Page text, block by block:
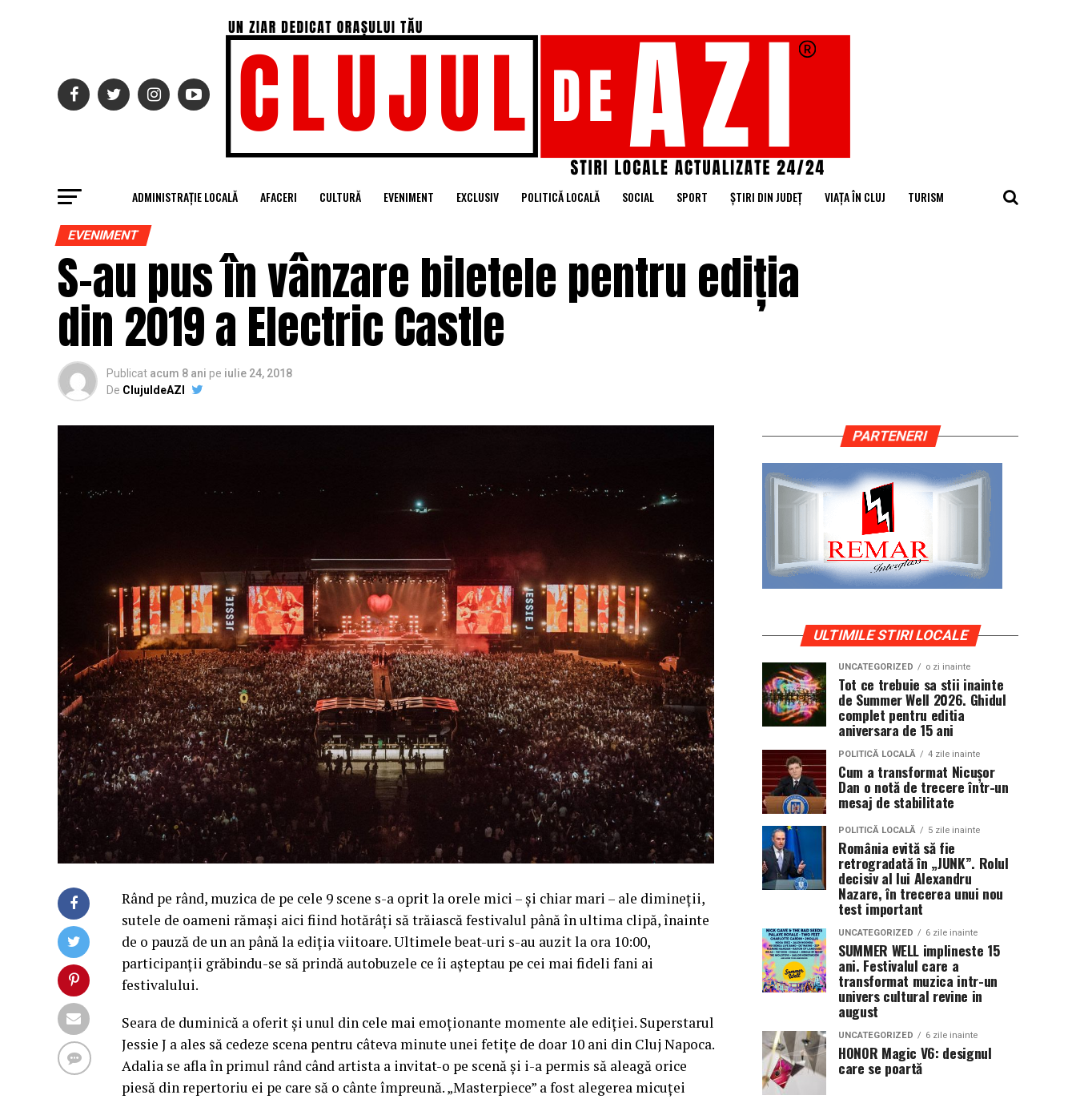
ADMINISTRAȚIE LOCALĂ AFACERI CULTURĂ EVENIMENT EXCLUSIV POLITICĂ LOCALĂ SOCIAL SPORT ȘTIRI DIN JUDEȚ VIAȚA ÎN CLUJ TURISM
EVENIMENT
S-au pus în vânzare biletele pentru ediția
din 2019 a Electric Castle
Publicat acum 8 ani pe iulie 24, 2018
De ClujuldeAZI
Rând pe rând, muzica de pe cele 9 scene s-a oprit la orele mici – și chiar mari – ale dimineții,
sutele de oameni rămași aici fiind hotărâți să trăiască festivalul până în ultima clipă, înainte
de o pauză de un an până la ediția viitoare. Ultimele beat-uri s-au auzit la ora 10:00,
participanții grăbindu-se să prindă autobuzele ce îi așteptau pe cei mai fideli fani ai
festivalului.
Seara de duminică a oferit și unul din cele mai emoționante momente ale ediției. Superstarul
Jessie J a ales să cedeze scena pentru câteva minute unei fetițe de doar 10 ani din Cluj Napoca.
Adalia se afla în primul rând când artista a invitat-o pe scenă și i-a permis să aleagă orice
piesă din repertoriu ei pe care să o cânte împreună. „Masterpiece” a fost alegerea micuței
PARTENERI
ULTIMILE STIRI LOCALE
UNCATEGORIZED o zi inainte
Tot ce trebuie sa stii inainte
de Summer Well 2026. Ghidul
complet pentru editia
aniversara de 15 ani
POLITICĂ LOCALĂ 4 zile inainte
Cum a transformat Nicușor
Dan o notă de trecere într-un
mesaj de stabilitate
POLITICĂ LOCALĂ 5 zile inainte
România evită să fie
retrogradată în „JUNK”. Rolul
decisiv al lui Alexandru
Nazare, în trecerea unui nou
test important
UNCATEGORIZED 6 zile inainte
SUMMER WELL implineste 15
ani. Festivalul care a
transformat muzica intr-un
univers cultural revine in
august
UNCATEGORIZED 6 zile inainte
HONOR Magic V6: designul
care se poartă